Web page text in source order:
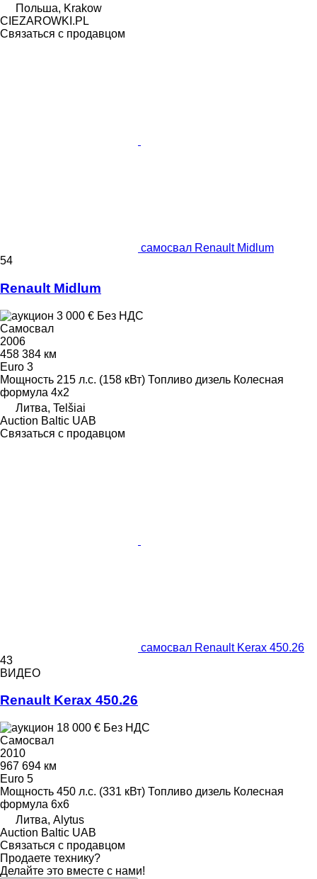
Польша, Krakow
CIEZAROWKI.PL
Связаться с продавцом
самосвал Renault Midlum
54
Renault Midlum
3 000 € Без НДС
Самосвал
2006
458 384 км
Euro 3
Мощность 215 л.с. (158 кВт) Топливо дизель Колесная
формула 4x2
Литва, Telšiai
Auction Baltic UAB
Связаться с продавцом
самосвал Renault Kerax 450.26
43
ВИДЕО
Renault Kerax 450.26
18 000 € Без НДС
Самосвал
2010
967 694 км
Euro 5
Мощность 450 л.с. (331 кВт) Топливо дизель Колесная
формула 6x6
Литва, Alytus
Auction Baltic UAB
Связаться с продавцом
Продаете технику?
Делайте это вместе с нами!